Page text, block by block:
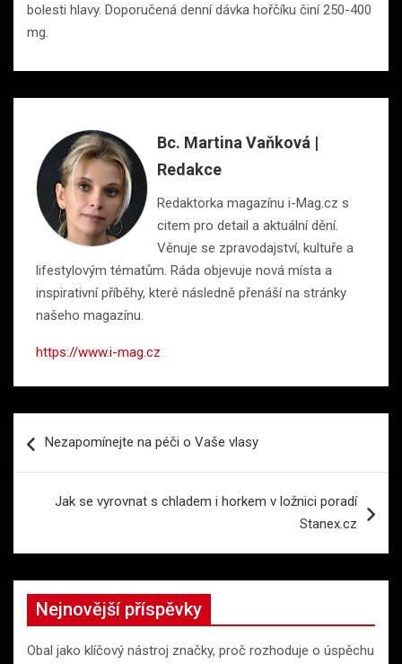
bolesti hlavy. Doporučená denní dávka hořčíku činí 250-400
mg.
Bc. Martina Vaňková |
Redakce
Redaktorka magazínu i-Mag.cz s
citem pro detail a aktuální dění.
Věnuje se zpravodajství, kultuře a
lifestylovým tématům. Ráda objevuje nová místa a
inspirativní příběhy, které následně přenáší na stránky
našeho magazínu.
https://www.i-mag.cz
proNezapomínejte na péči o Vaše vlasy
Jak se vyrovnat s chladem i horkem v ložnici poradí
Stanex.cz
Nejnovější příspěvky
Obal jako klíčový nástroj značky, proč rozhoduje o úspěchu